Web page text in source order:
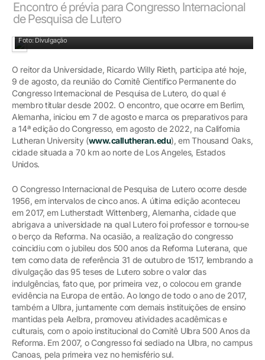
Encontro é prévia para Congresso Internacional
de Pesquisa de Lutero
Foto: Divulgação
O reitor da Universidade, Ricardo Willy Rieth, participa até hoje,
9 de agosto, da reunião do Comitê Científico Permanente do
Congresso Internacional de Pesquisa de Lutero, do qual é
membro titular desde 2002. O encontro, que ocorre em Berlim,
Alemanha, iniciou em 7 de agosto e marca os preparativos para
a 14ª edição do Congresso, em agosto de 2022, na California
Lutheran University (www.callutheran.edu), em Thousand Oaks,
cidade situada a 70 km ao norte de Los Angeles, Estados
Unidos.
O Congresso Internacional de Pesquisa de Lutero ocorre desde
1956, em intervalos de cinco anos. A última edição aconteceu
em 2017, em Lutherstadt Wittenberg, Alemanha, cidade que
abrigava a universidade na qual Lutero foi professor e tornou-se
o berço da Reforma. Na ocasião, a realização do congresso
coincidiu com o jubileu dos 500 anos da Reforma Luterana, que
tem como data de referência 31 de outubro de 1517, lembrando a
divulgação das 95 teses de Lutero sobre o valor das
indulgências, fato que, por primeira vez, o colocou em grande
evidência na Europa de então. Ao longo de todo o ano de 2017,
também a Ulbra, juntamente com demais instituições de ensino
mantidas pela Aelbra, promoveu atividades acadêmicas e
culturais, com o apoio institucional do Comitê Ulbra 500 Anos da
Reforma. Em 2007, o Congresso foi sediado na Ulbra, no campus
Canoas, pela primeira vez no hemisfério sul.